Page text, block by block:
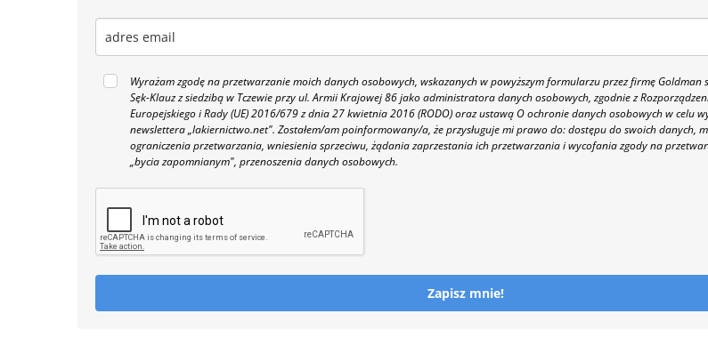
Wyrażam zgodę na przetwarzanie moich danych osobowych, wskazanych w powyższym formularzu przez firmę Goldman
Sęk-Klauz z siedzibą w Tczewie przy ul. Armii Krajowej 86 jako administratora danych osobowych, zgodnie z
Europejskiego i Rady (UE) 2016/679 z dnia 27 kwietnia 2016 (RODO) oraz ustawą O ochronie danych osobowych w celu
newslettera „lakiernictwo.net". Zostałem/am poinformowany/a, że przysługuje mi prawo do: dostępu do swoich danych,
ograniczenia przetwarzania, wniesienia sprzeciwu, żądania zaprzestania ich przetwarzania i wycofania zgody na
„bycia zapomnianym", przenoszenia danych osobowych.
Zapisz mnie!